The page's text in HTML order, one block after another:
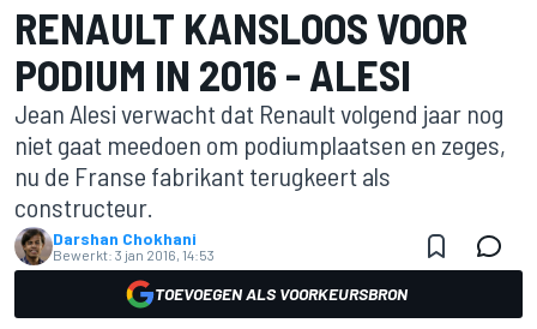
RENAULT KANSLOOS VOOR
PODIUM IN 2016 - ALESI
Jean Alesi verwacht dat Renault volgend jaar nog
niet gaat meedoen om podiumplaatsen en zeges,
nu de Franse fabrikant terugkeert als
constructeur.
Darshan Chokhani
Bewerkt: 3 jan 2016, 14:53
TOEVOEGEN ALS VOORKEURSBRON